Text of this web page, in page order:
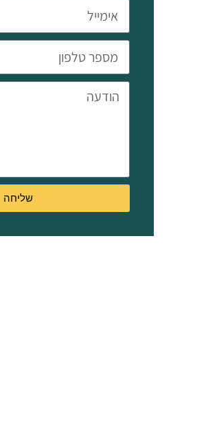
שליחה